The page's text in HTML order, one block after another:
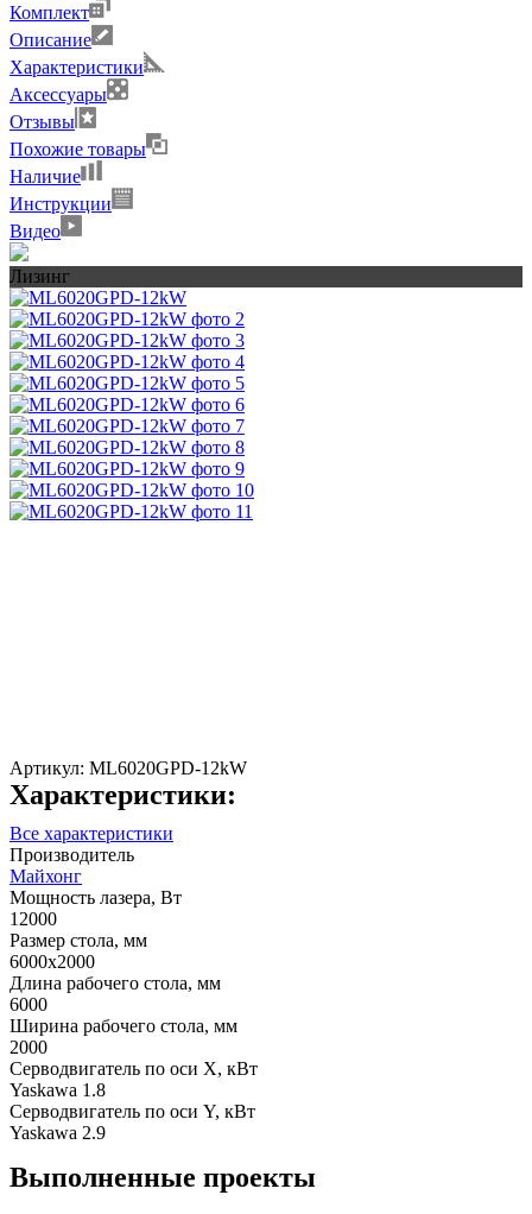
Комплект
Описание
Характеристики
Аксессуары
Отзывы
Похожие товары
Наличие
Инструкции
Видео
Лизинг
Артикул: ML6020GPD-12kW
Характеристики:
Все характеристики
Производитель
Майхонг
Мощность лазера, Вт
12000
Размер стола, мм
6000х2000
Длина рабочего стола, мм
6000
Ширина рабочего стола, мм
2000
Серводвигатель по оси X, кВт
Yaskawa 1.8
Серводвигатель по оси Y, кВт
Yaskawa 2.9
Выполненные проекты